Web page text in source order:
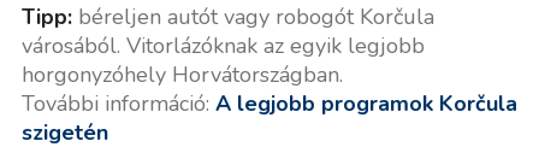
Tipp:béreljen autót vagy robogót Korčula
városából. Vitorlázóknak az egyik legjobb
horgonyzóhely Horvátországban.
További információ: A legjobb programok Korčula
szigetén